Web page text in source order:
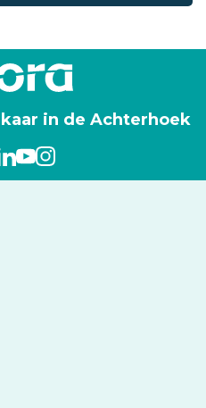
in de Achterhoek